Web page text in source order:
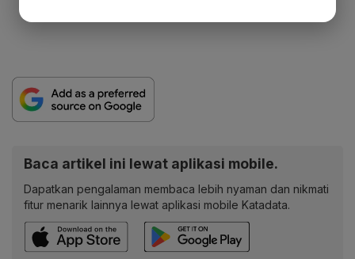
Baca artikel ini lewat aplikasi mobile.
Dapatkan pengalaman membaca lebih nyaman dan nikmati
fitur menarik lainnya lewat aplikasi mobile Katadata.